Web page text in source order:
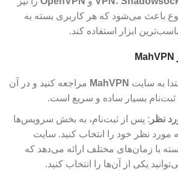
باعث می‌شود که هر کاربری بسته به
ابزار استفاده کند.
به سایت MahVPN مراجعه کنید و در آن
ثبت‌نام بسیار ساده و سریع است.
نظر : پس از ثبت‌نام، به بخش سرویس‌ها
مورد نظر خود را انتخاب کنید. سایت
با زمان‌های مختلف ارائه می‌دهد که
یکی از آن‌ها را انتخاب کنید.